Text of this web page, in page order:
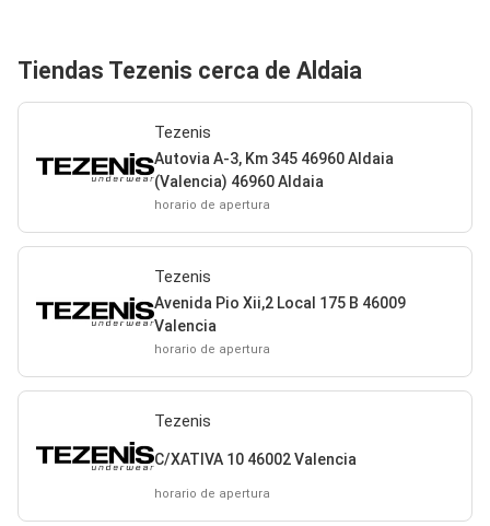
Tiendas Tezenis cerca de Aldaia
Tezenis
Autovia A-3, Km 345 46960 Aldaia
(Valencia) 46960 Aldaia
horario de apertura
Tezenis
Avenida Pio Xii,2 Local 175 B 46009
Valencia
horario de apertura
Tezenis
C/XATIVA 10 46002 Valencia
horario de apertura